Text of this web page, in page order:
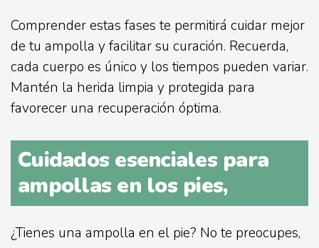
Comprender estas fases te permitirá cuidar mejor
de tu ampolla y facilitar su curación. Recuerda,
cada cuerpo es único y los tiempos pueden variar.
Mantén la herida limpia y protegida para
favorecer una recuperación óptima.
Cuidados esenciales para
ampollas en los pies,
¿Tienes una ampolla en el pie? No te preocupes,